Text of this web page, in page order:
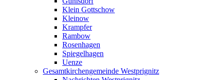
Klein Gottschow
Kleinow
Krampfer
Rambow
Rosenhagen
Spiegelhagen
Uenze
Gesamtkirchengemeinde Westprignitz